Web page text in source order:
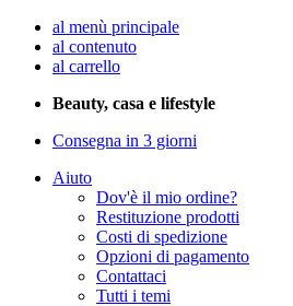
al menù principale
al contenuto
al carrello
Beauty, casa e lifestyle
Consegna in 3 giorni
Aiuto
Dov'è il mio ordine?
Restituzione prodotti
Costi di spedizione
Opzioni di pagamento
Contattaci
Tutti i temi